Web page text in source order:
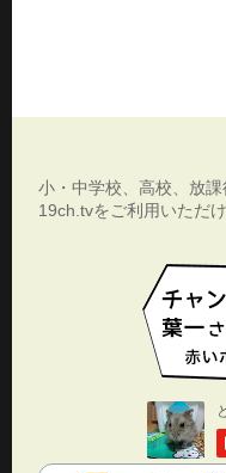
小・中学校、高校、放
19ch.tvをご利用いただけ